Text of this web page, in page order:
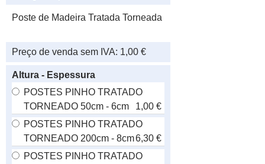
Poste de Madeira Tratada Torneada
Preço de venda sem IVA: 1,00 €
Altura - Espessura
POSTES PINHO TRATADO
TORNEADO 50cm - 6cm
1,00 €
POSTES PINHO TRATADO
TORNEADO 200cm - 8cm6,30 €
POSTES PINHO TRATADO